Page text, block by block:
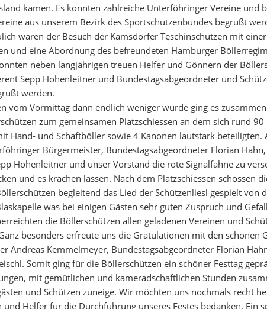
kamen. Es konnten zahlreiche Unterföhringer Vereine und
aus unserem Bezirk des Sportschützenbundes begrüßt
waren der Besuch der Kamsdorfer Teschinschützen mit
und eine Abordnung des befreundeten Hamburger
neben langjährigen treuen Helfer und Gönnern der
Sepp Hohenleitner und Bundestagsabgeordneter und
werden.
vom Vormittag dann endlich weniger wurde ging es
zum gemeinsamen Platzschiessen an dem sich rund 90
Hand- und Schaftböller sowie 4 Kanonen lautstark beteiligten.
Bürgermeister, Bundestagsabgeordneter Florian Hahn,
Hohenleitner und unser Vorstand die rote Signalfahne zu
und es krachen lassen. Nach dem Platzschiessen schossen
begleitend das Lied der Schützenliesl gespielt von
was bei einigen Gästen sehr guten Zuspruch und
die Böllerschützen allen geladenen Vereinen und
besonders erfreute uns die Gratulationen mit den schönen
Andreas Kemmelmeyer, Bundestagsabgeordneter Florian
Somit ging für die Böllerschützen ein schöner Festtag
mit gemütlichen und kameradschaftlichen Stunden
und Schützen zuneige. Wir möchten uns nochmals recht
Helfer für die Durchführung unseres Festes bedanken. Ein